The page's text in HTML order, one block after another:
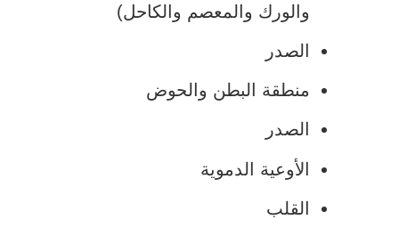
والورك والمعصم والكاحل)
الصدر
منطقة البطن والحوض
الصدر
الأوعية الدموية
القلب